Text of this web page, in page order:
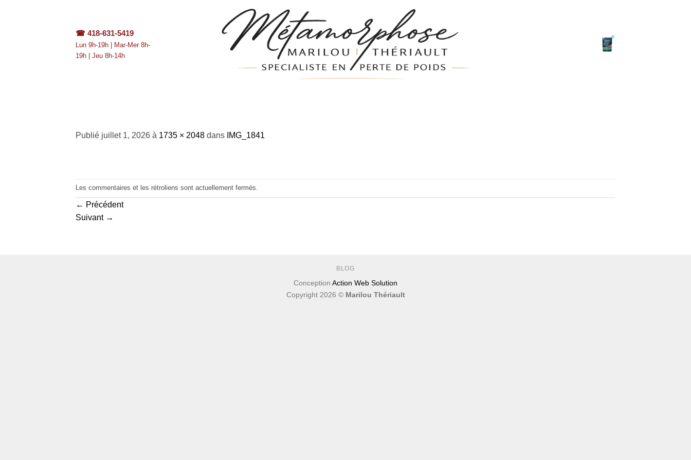
☎ 418-631-5419
Lun 9h-19h | Mar-Mer 8h-
19h | Jeu 8h-14h
Publié juillet 1, 2026 à 1735 × 2048 dans IMG_1841
Les commentaires et les rétroliens sont actuellement fermés.
← Précédent
Suivant →
BLOG
Conception Action Web Solution
Copyright 2026 © Marilou Thériault